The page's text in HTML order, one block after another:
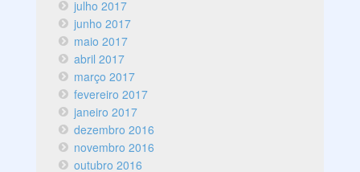
julho 2017
junho 2017
maio 2017
abril 2017
março 2017
fevereiro 2017
janeiro 2017
dezembro 2016
novembro 2016
outubro 2016